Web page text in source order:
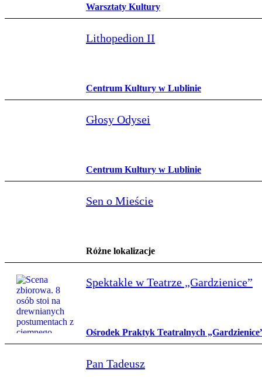
Warsztaty Kultury
Lithopedion II
Centrum Kultury w Lublinie
Głosy Odysei
Centrum Kultury w Lublinie
Sen o Mieście
Różne lokalizacje
Spektakle w Teatrze „Gardzienice”
Ośrodek Praktyk Teatralnych
Pan Tadeusz